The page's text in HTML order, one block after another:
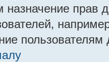
назначение прав